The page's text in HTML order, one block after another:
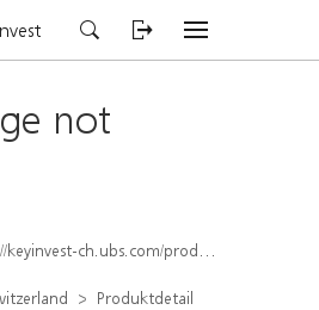
not
ch.ubs.com/produkt/detail/index/isin/CH1570529326
Produktdetail